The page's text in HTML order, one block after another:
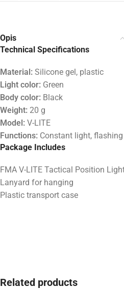
Opis
Technical Specifications
Material: Silicone gel, plastic
Light color: Green
Body color: Black
Weight: 20 g
Model: V-LITE
Functions: Constant light, flashing
Package Includes
FMA V-LITE Tactical Position
Lanyard for hanging
Plastic transport case
Related products